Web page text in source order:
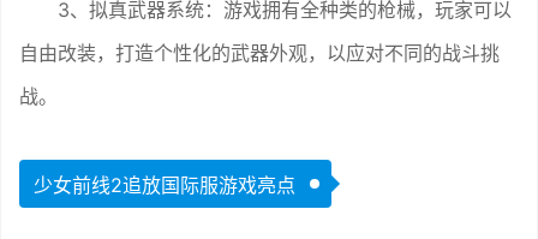
3、拟真武器系统：游戏拥有全种类的枪械，玩家可以
自由改装，打造个性化的武器外观，以应对不同的战斗挑
战。
少女前线2追放国际服游戏亮点